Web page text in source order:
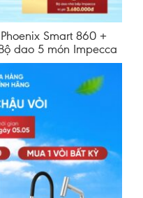
Smart 860 +
dao 5 món Impecca